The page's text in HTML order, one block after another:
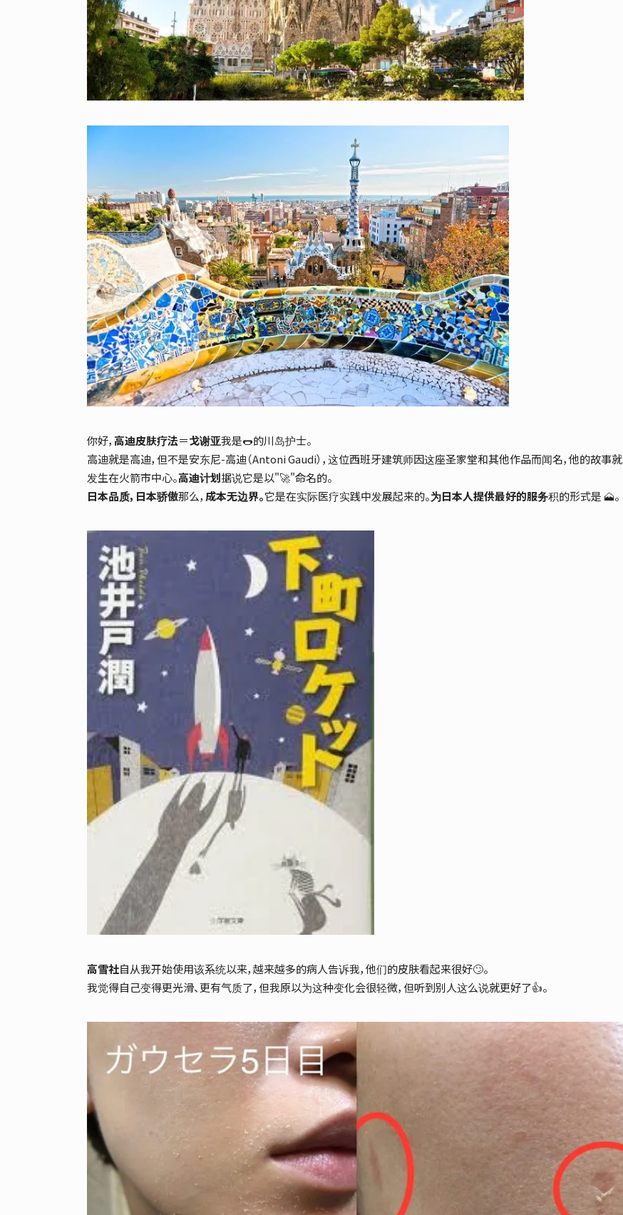
你好， 高迪皮肤疗法＝戈谢亚我是🌭的川岛护士。
高迪就是高迪，但不是安东尼-高迪（Antoni Gaudi），这位西班牙建筑师因这座圣家堂和其他作品而闻名，他的故事就
发生在火箭市中心。高迪计划据说它是以"🚀"命名的。
日本品质，日本骄傲那么， 成本无边界。它是在实际医疗实践中发展起来的。为日本人提供最好的服务积的形式是 🗻。
高雪社自从我开始使用该系统以来，越来越多的病人告诉我，他们的皮肤看起来很好🙄。
我觉得自己变得更光滑、更有气质了，但我原以为这种变化会很轻微，但听到别人这么说就更好了👍。